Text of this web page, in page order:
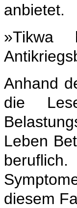
anbietet.
Anhand
die
Leben
diesem